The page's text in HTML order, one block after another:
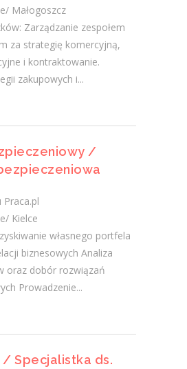
Małogoszcz
Zarządzanie zespołem
za strategię komercyjną,
i kontraktowanie.
zakupowych i...
/
Praca.pl
Kielce
własnego portfela
biznesowych Analiza
oraz dobór rozwiązań
Prowadzenie...
Specjalistka ds.